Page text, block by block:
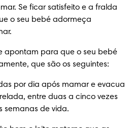
Se ficar satisfeito e a fralda
o seu bebé adormeça
apontam para que o seu bebé
que são os seguintes:
por dia após mamar e evacua
entre duas a cinco vezes
semanas de vida.